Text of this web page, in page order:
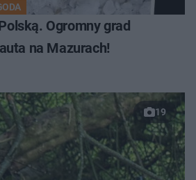
Ogromny grad
na Mazurach!
19